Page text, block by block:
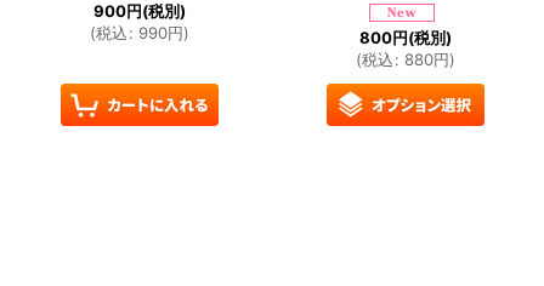
900円(税別)
(税込: 990円) 800円(税別)
(税込: 880円)